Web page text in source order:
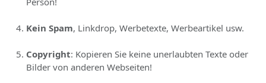
Kein Spam, Linkdrop, Werbetexte, Werbeartikel usw.
Copyright: Kopieren Sie keine unerlaubten Texte oder
Bilder von anderen Webseiten!